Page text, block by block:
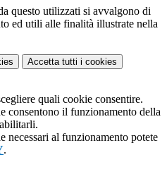
questo utilizzati si avvalgono di
ed utili alle finalità illustrate nella
Accetta tutti i cookies
quali cookie consentire.
consentono il funzionamento della
necessari al funzionamento potete
.